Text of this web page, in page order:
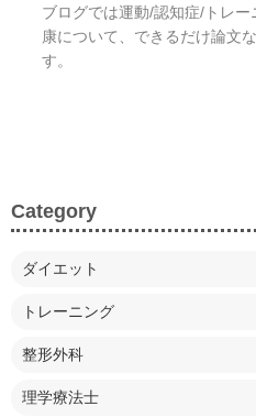
ブログでは運動/認知症/トレ
康について、できるだけ論文
す。
Category
ダイエット
トレーニング
整形外科
理学療法士